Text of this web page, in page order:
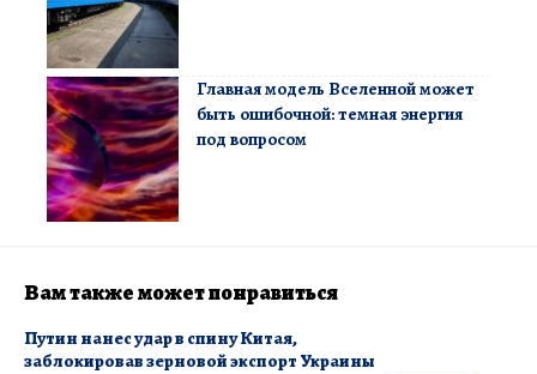
Главная модель Вселенной может
быть ошибочной: темная энергия
под вопросом
Вам также может понравиться
Путин нанес удар в спину Китая,
заблокировав зерновой экспорт Украины